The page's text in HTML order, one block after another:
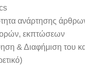
ανάρτησης
εκπτώσεων
& Διαφήμιση του